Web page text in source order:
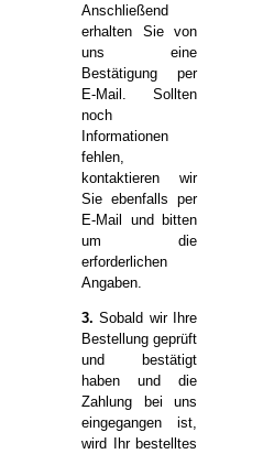
Anschließend
erhalten Sie von
uns eine
Bestätigung per
E-Mail. Sollten
noch
Informationen
fehlen,
kontaktieren wir
Sie ebenfalls per
E-Mail und bitten
um die
erforderlichen
Angaben.
3. Sobald wir Ihre
Bestellung geprüft
und bestätigt
haben und die
Zahlung bei uns
eingegangen ist,
wird Ihr bestelltes